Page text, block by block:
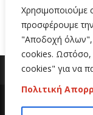
Χρησιμοποιούμε
προσφέρουμε την
"Αποδοχή όλων",
cookies. Ωστόσο,
cookies" για να
Πολιτική
Copyright